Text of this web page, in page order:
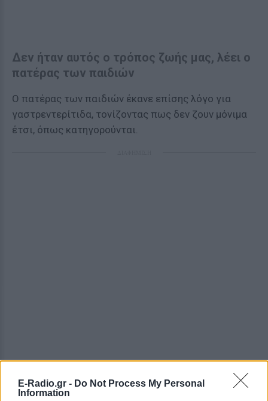
E-Radio.gr - Do Not Process My Personal
Information
Δεν ήταν αυτός ο τρόπος ζωής μας, λέει ο
πατέρας των παιδιών
Ο πατέρας των παιδιών έκανε επίσης λόγο για
γαστρεντερίτιδα, τονίζοντας πως δεν ζουν μόνιμα
έτσι, όπως κατηγορούνται.